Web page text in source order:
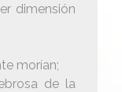
dimensión
morían;
de la